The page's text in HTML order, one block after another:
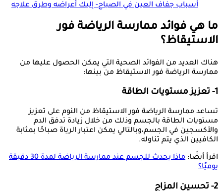
أسباب جفاف العين في الصباح- إليك أعراضه وطرق علاجه
ما هي فوائد ممارسة الرياضة فور
الاستيقاظ؟
هناك العديد من الفوائد الصحية التي يمكن الحصول عليها من
ممارسة الرياضة فور الاستيقاظ من بينها:
1- تعزيز مستويات الطاقة
تساعد ممارسة الرياضة فور الاستيقاظ من النوم على تعزيز
مستويات الطاقة بالجسم وذلك من خلال زيادة تدفق الدم
والأكسجين في الجسم،وبالتالي يمكن اعتبار الرياة صباحًا بمثابة
الكافيين الذي يتم تناوله.
اقرأ أيضًا:
ماذا يحدث للجسم عند ممارسة الرياضة لمدة 30 دقيقة
يوميًا؟
2- تحسين المزاج